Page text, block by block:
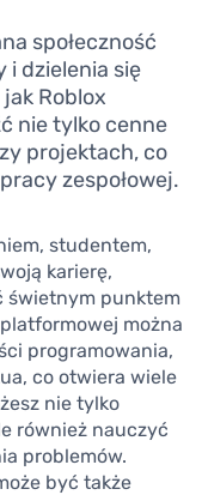
społeczność
dzielenia się
Roblox
nie tylko cenne
projektach, co
zespołowej.
studentem,
karierę,
świetnym punktem
można
programowania,
co otwiera wiele
nie tylko
również nauczyć
problemów.
być także